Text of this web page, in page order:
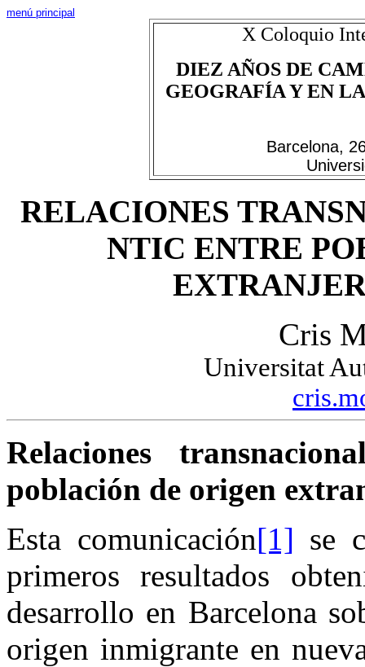
menú principal
X Coloquio
DIEZ AÑOS DE
GEOGRAFÍA Y EN
Barcelona,
RELACIONES
NTIC ENTRE
Cris
Universitat
Relaciones
población de origen
Esta comunicación[1] se
primeros resultados
desarrollo en Barcelona
origen inmigrante en